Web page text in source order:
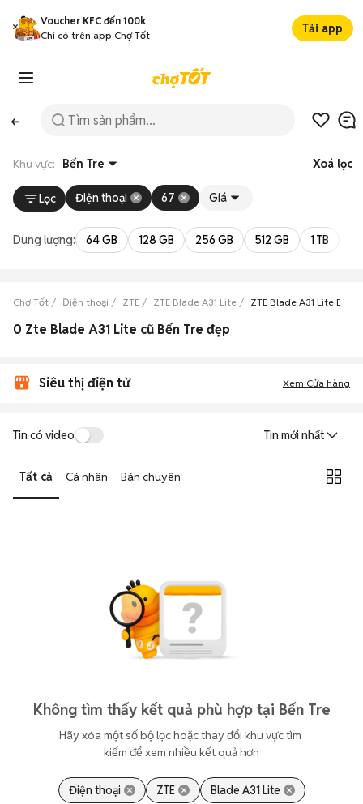
Voucher KFC đến 100k
Chỉ có trên app Chợ Tốt
Tải app
Khu vực: Bến Tre Xoá lọc
Lọc Điện thoại 67 Giá
Dung lượng: 64 GB 128 GB 256 GB 512 GB 1 TB
Chợ Tốt Điện thoại ZTE ZTE Blade A31 Lite ZTE Blade A31 Lite Bến
0 Zte Blade A31 Lite cũ Bến Tre đẹp
Siêu thị điện tử Xem Cửa hàng
Tin có video Tin mới nhất
Tất cả Cá nhân Bán chuyên
Không tìm thấy kết quả phù hợp tại Bến Tre
Hãy xóa một số bộ lọc hoặc thay đổi khu vực tìm
kiếm để xem nhiều kết quả hơn
Điện thoại ZTE Blade A31 Lite